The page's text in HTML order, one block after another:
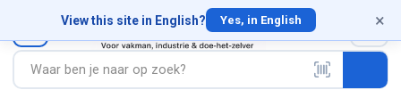
0
toebehoren ×
toebehoren
×
siliconen
(PBM) ×
(PBM)
×
schroeven ×
& schroeven
×
& Ankers
×
en slijpmaterialen ×
Schuur- en slijpmaterialen
View this site in English? Yes, in English ×